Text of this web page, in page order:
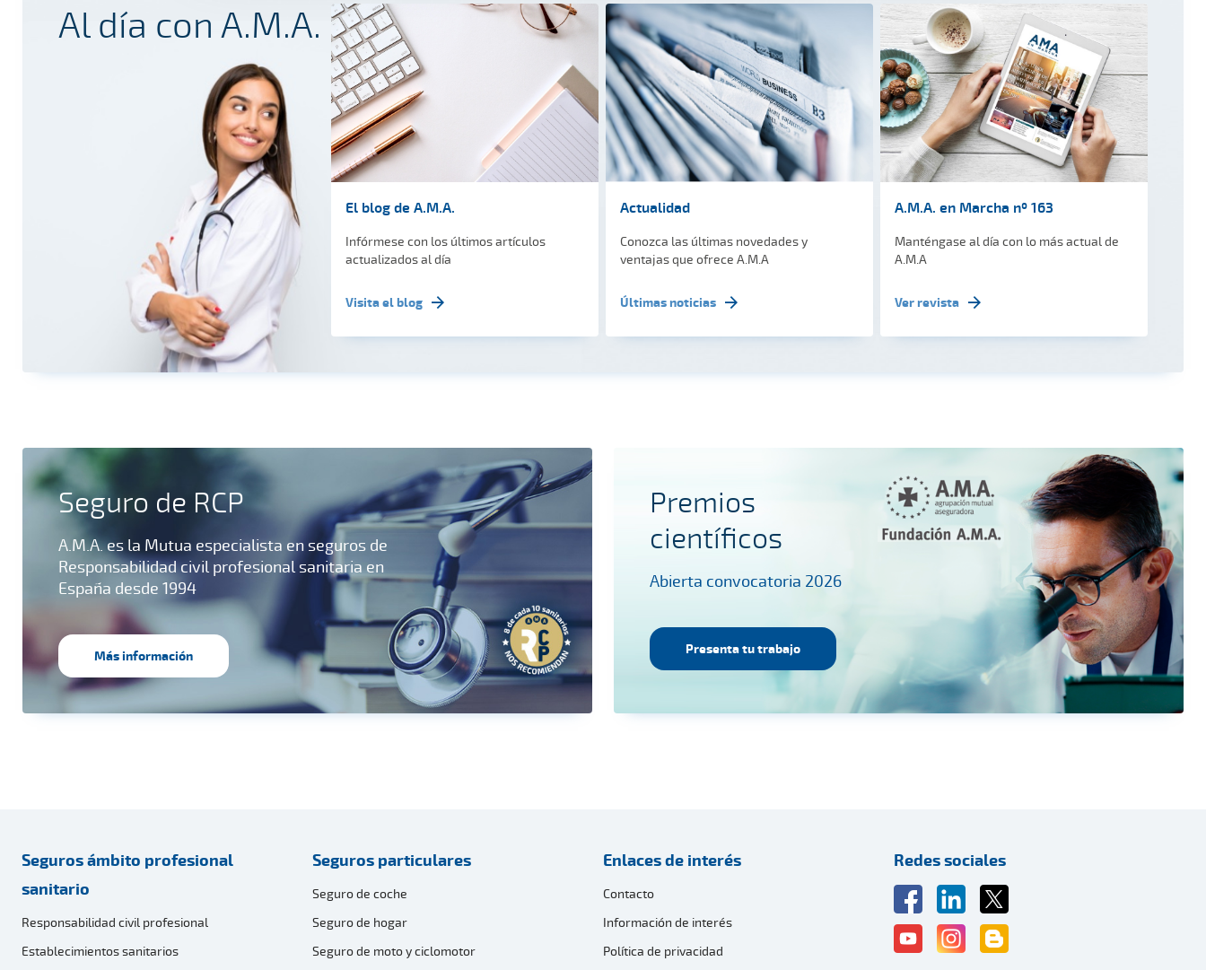
Al día con A.M.A.
El blog de A.M.A.
Infórmese con los últimos artículos
actualizados al día
Visita el blog
Actualidad
Conozca las últimas novedades y
ventajas que ofrece A.M.A
Últimas noticias
A.M.A. en Marcha nº 163
Manténgase al día con lo más actual de
A.M.A
Ver revista
Seguro de RCP
A.M.A. es la Mutua especialista en seguros de
Responsabilidad civil profesional sanitaria en
España desde 1994
Más información
Premios
científicos
Abierta convocatoria 2026
Presenta tu trabajo
Seguros ámbito profesional
sanitario
Responsabilidad civil profesional
Establecimientos sanitarios
Seguros particulares
Seguro de coche
Seguro de hogar
Seguro de moto y ciclomotor
Enlaces de interés
Contacto
Información de interés
Política de privacidad
Redes sociales